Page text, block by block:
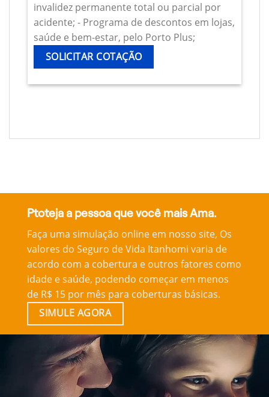
invalidez permanente total ou parcial por
acidente; - Programa de descontos em lojas,
saúde e bem-estar, pelo Porto Plus;
SOLICITAR COTAÇÃO
Ptoteja a pessoa que você mais Ama.
Faça uma simulação online em nosso site, Os
valores do Seguro de Vida Itanhomi varia de
acordo com a cobertura e outros fatores como
idade e saúde, podendo começar em menos
de R$ 15 por mês para coberturas básicas.
SIMULE AGORA